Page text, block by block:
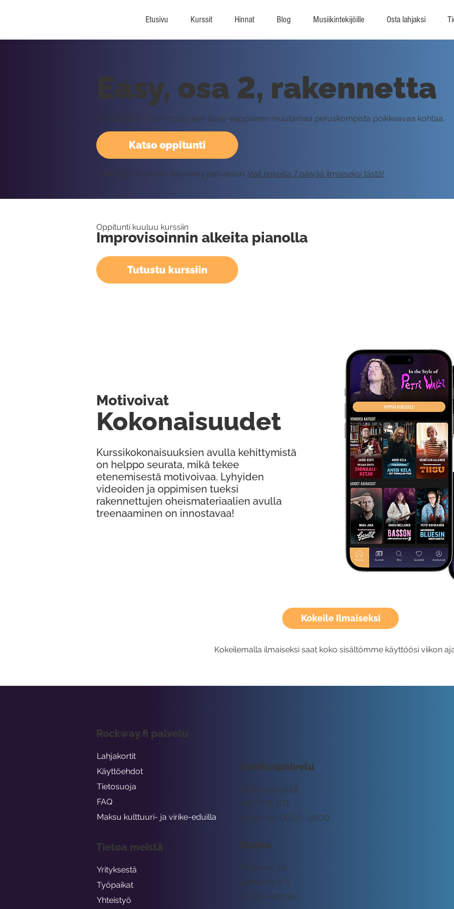
Etusivu Kurssit Hinnat Blog Musiikintekijöille Osta lahjaksi
Kokeile Ilmaiseksi
Kokeilemalla ilmaiseksi saat koko sisältömme käyttöösi viikon
Katso oppitunti
Easy, osa 2, rakennetta
Tarkastellaan Commodoresin Easy-kappaleen muutamaa peruskompista poikkeavaa kohtaa.
Vaatii kirjautumisen Rockway palveluun. Voit kokeilla 7 päivää ilmaiseksi tästä!
Oppitunti kuuluu kurssiin
Improvisoinnin alkeita pianolla
Tutustu kurssiin
Kurssikokonaisuuksien avulla kehittymistä
on helppo seurata, mikä tekee
etenemisestä motivoivaa. Lyhyiden
videoiden ja oppimisen tueksi
rakennettujen oheismateriaalien avulla
treenaaminen on innostavaa!
Kokonaisuudet
Motivoivat
Asiakaspalvelu
tuki@rockway.fi
Arkisin klo 09:00 -15:00
045 7731 1111
Osoite
Rockway Oy
Lemuntie 3-5
00510 Helsinki
Rockway.fi palvelu
Lahjakortit
Käyttöehdot
Tietosuoja
FAQ
Maksu kulttuuri- ja virike-eduilla
Tietoa meistä
Yrityksestä
Työpaikat
Yhteistyö